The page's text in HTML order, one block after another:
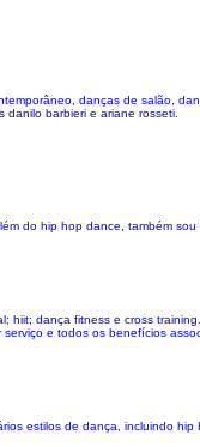
danças de salão,
danilo barbieri e ariane rosseti.
do hip hop dance, também
dança fitness e cross
e todos os benefícios
estilos de dança, incluindo